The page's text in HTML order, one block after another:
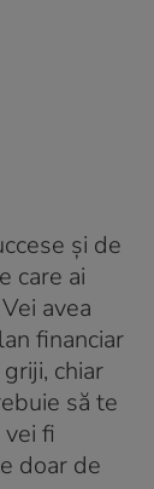
şi de
care ai
avea
financiar
chiar
să te
fi
doar de